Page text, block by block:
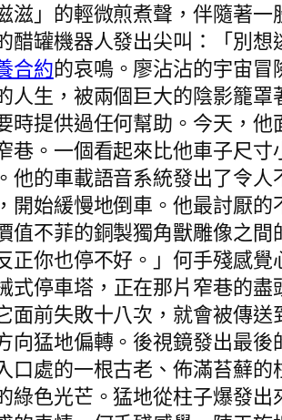
滋」的輕微煎煮聲，伴隨著
罐機器人發出尖叫：「別
合約的哀鳴。廖沾沾的宇宙
生，被兩個巨大的陰影籠
時提供過任何幫助。今天，他
。一個看起來比他車子尺
的車載語音系統發出了令
始緩慢地倒車。他最討厭
值不菲的銅製獨角獸雕像之
正你也停不好。」何手殘感
式停車塔，正在那片窄巷的
前失敗十八次，就會被傳
猛地偏轉。後視鏡發出最
處的一根古老、佈滿苔蘚
色光芒。猛地從柱子爆發